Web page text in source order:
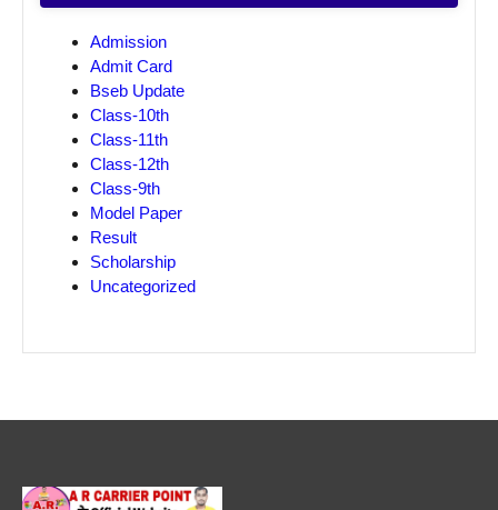
Admission
Admit Card
Bseb Update
Class-10th
Class-11th
Class-12th
Class-9th
Model Paper
Result
Scholarship
Uncategorized